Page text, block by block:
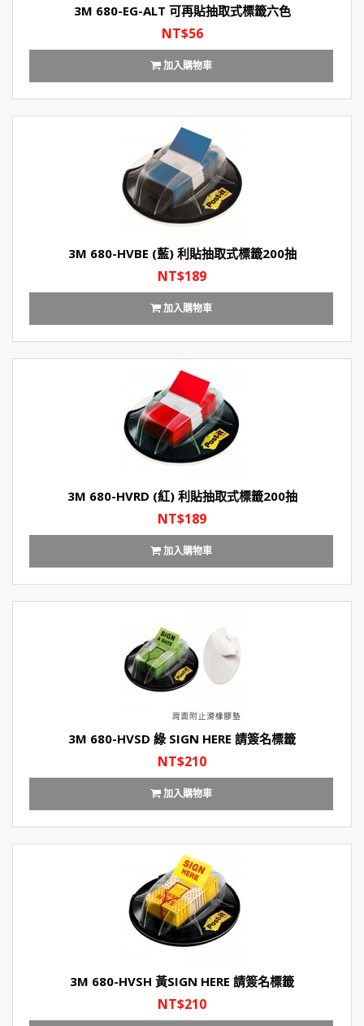
3M 680-EG-ALT 可再貼抽取式標籤六色
NT$56
加入購物車
3M 680-HVBE (藍) 利貼抽取式標籤200抽
NT$189
加入購物車
3M 680-HVRD (紅) 利貼抽取式標籤200抽
NT$189
加入購物車
3M 680-HVSD 綠 SIGN HERE 請簽名標籤
NT$210
加入購物車
3M 680-HVSH 黃SIGN HERE 請簽名標籤
NT$210